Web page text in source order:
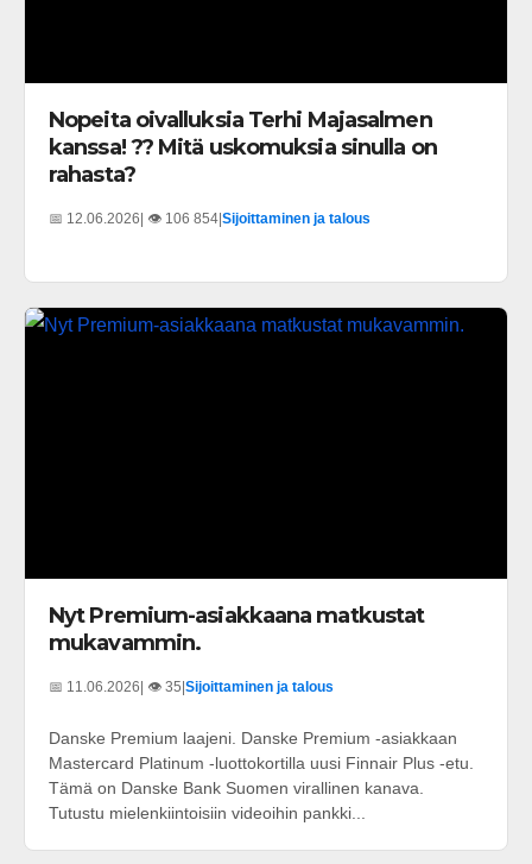
Nopeita oivalluksia Terhi Majasalmen
kanssa! ?? Mitä uskomuksia sinulla on
rahasta?
📅 12.06.2026| 👁️ 106 854|Sijoittaminen ja talous
Nyt Premium-asiakkaana matkustat
mukavammin.
📅 11.06.2026 | 👁️ 35 Sijoittaminen ja talous
Danske Premium laajeni. Danske Premium -asiakkaan
Mastercard Platinum -luottokortilla uusi Finnair Plus -etu.
Tämä on Danske Bank Suomen virallinen kanava.
Tutustu mielenkiintoisiin videoihin pankki...